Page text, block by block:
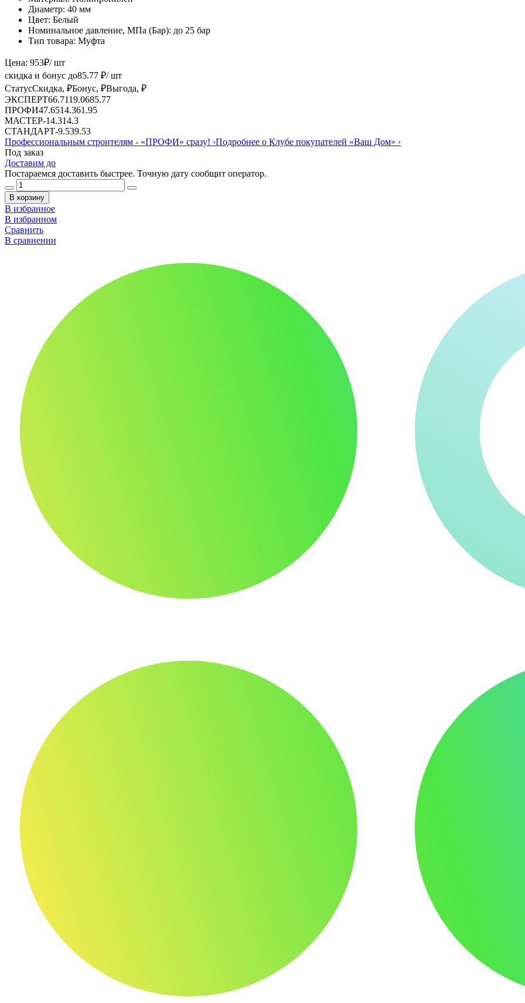
Диаметр: 40 мм
Цвет: Белый
Номинальное давление, МПа (Бар): до 25 бар
Тип товара: Муфта
Цена: 953₽/ шт
скидка и бонус до85.77 ₽/ шт
СтатусСкидка, ₽Бонус, ₽Выгода, ₽
ЭКСПЕРТ66.7119.0685.77
ПРОФИ47.6514.361.95
МАСТЕР-14.314.3
СТАНДАРТ-9.539.53
Профессиональным строителям - «ПРОФИ» сразу! ›Подробнее о Клубе покупателей «Ваш Дом» ›
Под заказ
Доставим до
Постараемся доставить быстрее. Точную дату сообщит оператор.
В корзину
В избранное
В избранном
Сравнить
В сравнении